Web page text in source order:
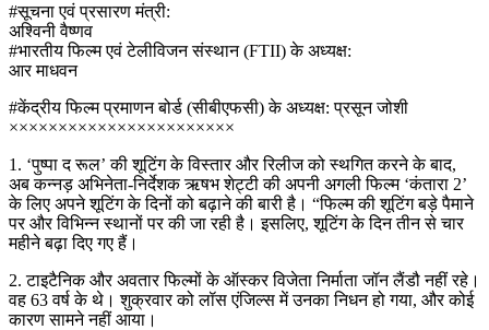
#सूचना एवं प्रसारण मंत्री:
अश्विनी वैष्णव
#भारतीय फिल्म एवं टेलीविजन संस्थान (FTII) के अध्यक्ष:
आर माधवन
#केंद्रीय फिल्म प्रमाणन बोर्ड (सीबीएफसी) के अध्यक्ष: प्रसून जोशी
×××××××××××××××××××××××
1. ‘पुष्पा द रूल’ की शूटिंग के विस्तार और रिलीज को स्थगित करने के बाद,
अब कन्नड़ अभिनेता-निर्देशक ऋषभ शेट्टी की अपनी अगली फिल्म ‘कंतारा 2’
के लिए अपने शूटिंग के दिनों को बढ़ाने की बारी है। “फिल्म की शूटिंग बड़े पैमाने
पर और विभिन्न स्थानों पर की जा रही है। इसलिए, शूटिंग के दिन तीन से चार
महीने बढ़ा दिए गए हैं।
2. टाइटैनिक और अवतार फिल्मों के ऑस्कर विजेता निर्माता जॉन लैंडौ नहीं रहे।
वह 63 वर्ष के थे। शुक्रवार को लॉस एंजिल्स में उनका निधन हो गया, और कोई
कारण सामने नहीं आया।